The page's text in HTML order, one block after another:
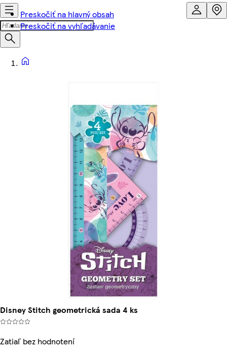
Preskočiť na hlavný obsah
Preskočiť na vyhľadávanie
Disney Stitch geometrická sada 4 ks
Zatiaľ bez hodnotení